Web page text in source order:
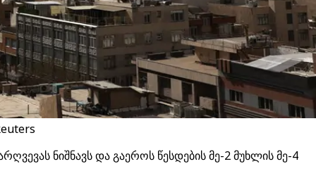
ნიშნავს და გაეროს წესდების მე-2 მუხლის მე-4